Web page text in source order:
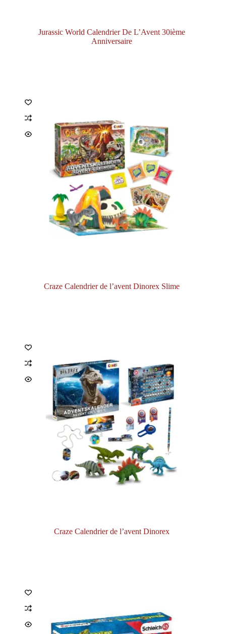
Jurassic World Calendrier De L’Avent 30ième
Anniversaire
Craze Calendrier de l’avent Dinorex Slime
Craze Calendrier de l’avent Dinorex